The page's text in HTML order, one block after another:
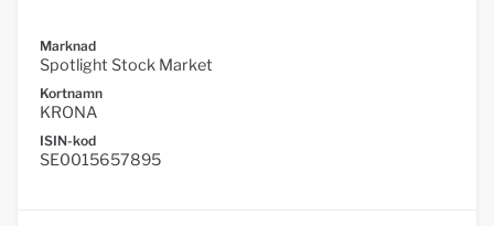
Marknad
Spotlight Stock Market
Kortnamn
KRONA
ISIN-kod
SE0015657895